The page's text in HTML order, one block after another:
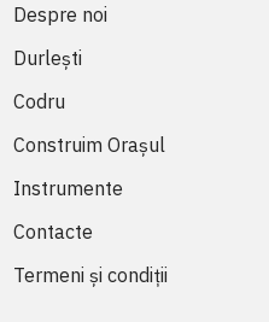
Despre noi
Durlești
Codru
Construim Orașul
Instrumente
Contacte
Termeni și condiții